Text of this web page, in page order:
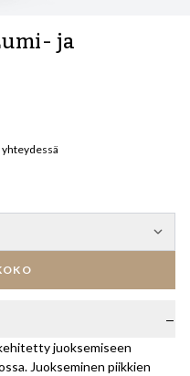
ja
juoksemiseen
Juokseminen piikkien